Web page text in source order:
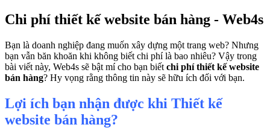
Chi phí thiết kế website bán hàng - Web4s
Bạn là doanh nghiệp đang muốn xây dựng một trang web? Nhưng
bạn vẫn băn khoăn khi không biết chi phí là bao nhiêu? Vậy trong
bài viết này, Web4s sẽ bật mí cho bạn biết chi phí thiết kế website
bán hàng? Hy vọng rằng thông tin này sẽ hữu ích đối với bạn.
Lợi ích bạn nhận được khi Thiết kế
website bán hàng?